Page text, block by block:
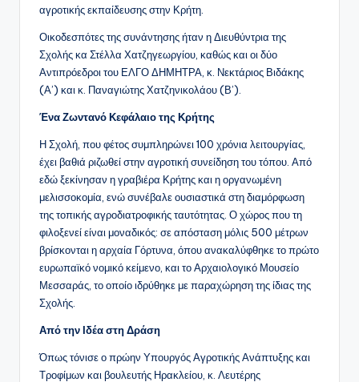
αγροτικής εκπαίδευσης στην Κρήτη.
Οικοδεσπότες της συνάντησης ήταν η Διευθύντρια της
Σχολής κα Στέλλα Χατζηγεωργίου, καθώς και οι δύο
Αντιπρόεδροι του ΕΛΓΟ ΔΗΜΗΤΡΑ, κ. Νεκτάριος Βιδάκης
(Α’) και κ. Παναγιώτης Χατζηνικολάου (Β’).
Ένα Ζωντανό Κεφάλαιο της Κρήτης
Η Σχολή, που φέτος συμπληρώνει 100 χρόνια λειτουργίας,
έχει βαθιά ριζωθεί στην αγροτική συνείδηση του τόπου. Από
εδώ ξεκίνησαν η γραβιέρα Κρήτης και η οργανωμένη
μελισσοκομία, ενώ συνέβαλε ουσιαστικά στη διαμόρφωση
της τοπικής αγροδιατροφικής ταυτότητας. Ο χώρος που τη
φιλοξενεί είναι μοναδικός: σε απόσταση μόλις 500 μέτρων
βρίσκονται η αρχαία Γόρτυνα, όπου ανακαλύφθηκε το πρώτο
ευρωπαϊκό νομικό κείμενο, και το Αρχαιολογικό Μουσείο
Μεσσαράς, το οποίο ιδρύθηκε με παραχώρηση της ίδιας της
Σχολής.
Από την Ιδέα στη Δράση
Όπως τόνισε ο πρώην Υπουργός Αγροτικής Ανάπτυξης και
Τροφίμων και βουλευτής Ηρακλείου, κ. Λευτέρης